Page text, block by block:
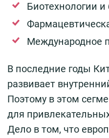
Биотехнологии
Международное
В последние годы
развивает
Поэтому в этом
для
Дело в том, что